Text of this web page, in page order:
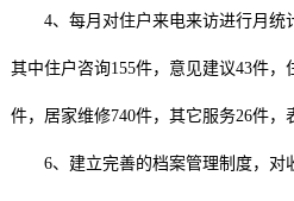
4、每月对住户来电来访进行月统计
其中住户咨询155件，意见建议43件，
件，居家维修740件，其它服务26件，
6、建立完善的档案管理制度，对